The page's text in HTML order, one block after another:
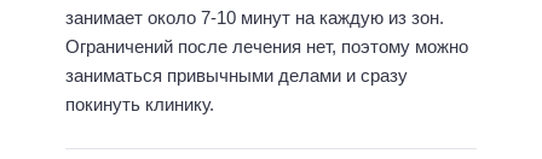
занимает около 7-10 минут на каждую из зон.
Ограничений после лечения нет, поэтому можно
заниматься привычными делами и сразу
покинуть клинику.